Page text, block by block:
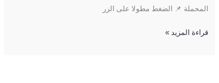
المحملة 📌 الضغط مطولا على الزر
قراءة المزيد »